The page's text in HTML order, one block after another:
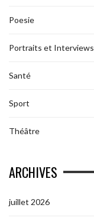
Poesie
Portraits et Interviews
Santé
Sport
Théâtre
ARCHIVES
juillet 2026